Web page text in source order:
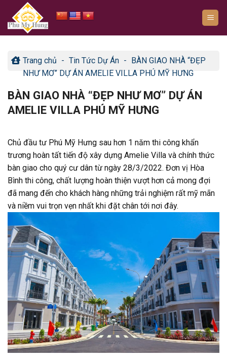
nội
Trang chủ - Tin Tức Dự Án - BÀN GIAO NHÀ “ĐẸP
NHƯ MƠ” DỰ ÁN AMELIE VILLA PHÚ MỸ HƯNG
BÀN GIAO NHÀ “ĐẸP NHƯ MƠ” DỰ ÁN
AMELIE VILLA PHÚ MỸ HƯNG
Chủ đầu tư Phú Mỹ Hưng sau hơn 1 năm thi công khẩn
trương hoàn tất tiến độ xây dựng Amelie Villa và chính thức
bàn giao cho quý cư dân từ ngày 28/3/2022. Đơn vị Hòa
Bình thi công, chất lượng hoàn thiện vượt hơn cả mong đợi
đã mang đến cho khách hàng những trải nghiệm rất mỹ mãn
và niềm vui trọn vẹn nhất khi đặt chân tới nơi đây.